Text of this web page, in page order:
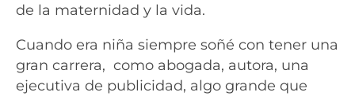
de la maternidad y la vida.
Cuando era niña siempre soñé con tener una
gran carrera, como abogada, autora, una
ejecutiva de publicidad, algo grande que